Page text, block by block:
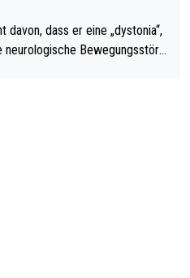
davon, dass er eine „dystonia“,
neurologische Bewegungsstöru